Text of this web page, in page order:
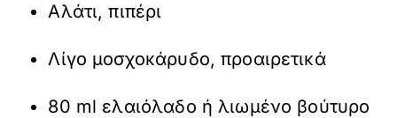
Αλάτι, πιπέρι
Λίγο μοσχοκάρυδο, προαιρετικά
80 ml ελαιόλαδο ή λιωμένο βούτυρο